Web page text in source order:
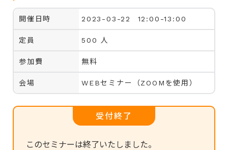
開催日時 2023-03-22 12:00-13:00
定員 500 人
参加費 無料
会場 WEBセミナー（ZOOMを使用）
受付終了
このセミナーは終了いたしました。